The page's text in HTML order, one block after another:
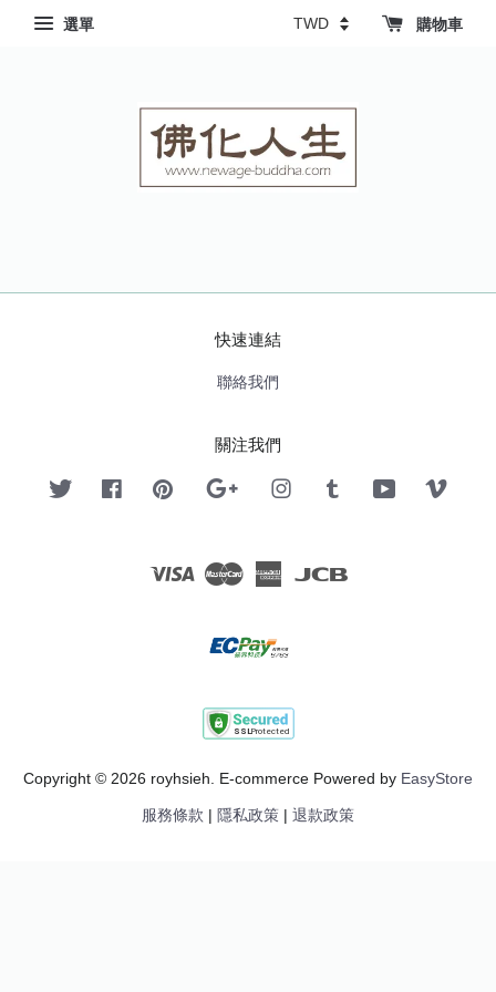
選單 購物車
快速連結
聯絡我們
關注我們
Twitter FacebookPinterest Google InstagramTumblr YouTube
Visa Master American
Copyright © 2026 royhsieh. E-commerce Powered by EasyStore
服務條款 隱私政策 退款政策